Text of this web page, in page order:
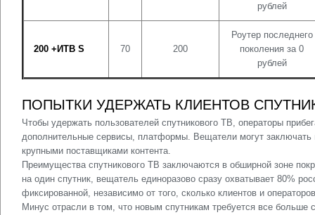
рублей
200 +ИТВ S 70 200
Роутер последнего
поколения за 0
рублей
ПОПЫТКИ УДЕРЖАТЬ КЛИЕНТОВ
Чтобы удержать пользователей спутникового ТВ, операторы
дополнительные сервисы, платформы. Вещатели могут заключать
крупными поставщиками контента.
Преимущества спутникового ТВ заключаются в обширной зоне
на один спутник, вещатель единоразово сразу охватывает 80%
фиксированной, независимо от того, сколько клиентов и
Минус отрасли в том, что новым спутникам требуется все больше